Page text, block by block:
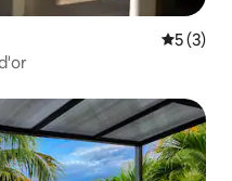
5 (3)
appréciés